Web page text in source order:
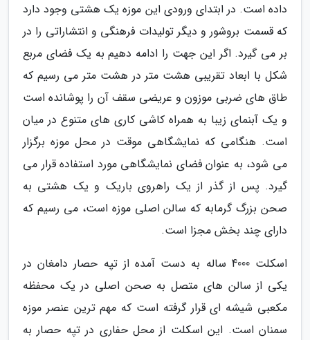
داده است. در ابتدای ورودی این موزه یک هشتی وجود دارد
که قسمت بروشور و دیگر تولیدات فرهنگی و انتشاراتی را در
بر می گیرد. اگر این جهت را ادامه دهیم به یک فضای مربع
شکل با ابعاد تقریبی هشت متر در هشت متر می رسیم که
طاق های ضربی موزون و عریضی سقف آن را پوشانده است
و یک آبنمای زیبا به همراه کاشی کاری های متنوع در میان
است. هنگامی که نمایشگاهی موقت در محل موزه برگزار
می شود، به عنوان فضای نمایشگاهی مورد استفاده قرار می
گیرد. پس از گذر از یک راهروی باریک و یک هشتی به
صحن بزرگ گرمابه که سالن اصلی موزه است، می رسیم که
دارای چند بخش مجزا است.
اسکلت 4000 ساله به دست آمده از تپه حصار دامغان در
یکی از سالن های متصل به صحن اصلی در یک محفظه
مکعبی شیشه ای قرار گرفته است که مهم ترین عنصر موزه
سمنان است. این اسکلت از محل حفاری در تپه حصار به